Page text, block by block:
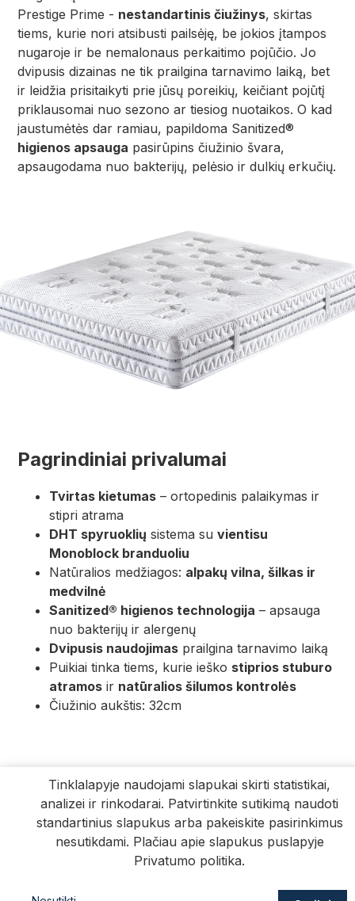
Prestige Prime - nestandartinis čiužinys, skirtas
tiems, kurie nori atsibusti pailsėję, be jokios įtampos
nugaroje ir be nemalonaus perkaitimo pojūčio. Jo
dvipusis dizainas ne tik prailgina tarnavimo laiką, bet
ir leidžia prisitaikyti prie jūsų poreikių, keičiant pojūtį
priklausomai nuo sezono ar tiesiog nuotaikos. O kad
jaustumėtės dar ramiau, papildoma Sanitized®
higienos apsauga pasirūpins čiužinio švara,
apsaugodama nuo bakterijų, pelėsio ir dulkių erkučių.
Pagrindiniai privalumai
Tvirtas kietumas – ortopedinis palaikymas ir
stipri atrama
DHT spyruoklių sistema suvientisu
Monoblock branduoliu
Natūralios medžiagos: alpakų vilna, šilkas ir
medvilnė
Sanitized® higienos technologija – apsauga
nuo bakterijų ir alergenų
Dvipusis naudojimas prailgina tarnavimo laiką
Puikiai tinka tiems, kurie ieško stiprios stuburo
atramos ir natūralios šilumos kontrolės
Čiužinio aukštis: 32cm
Tinklalapyje naudojami slapukai skirti statistikai,
analizei ir rinkodarai. Patvirtinkite sutikimą naudoti
standartinius slapukus arba pakeiskite pasirinkimus
nesutikdami. Plačiau apie slapukus puslapyje
Privatumo politika.